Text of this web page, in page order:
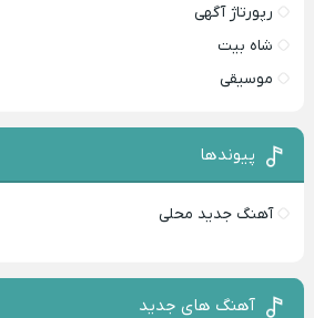
رپورتاژ آگهی
شاه بیت
موسیقی
پیوندها
آهنگ جدید محلی
آهنگ های جدید